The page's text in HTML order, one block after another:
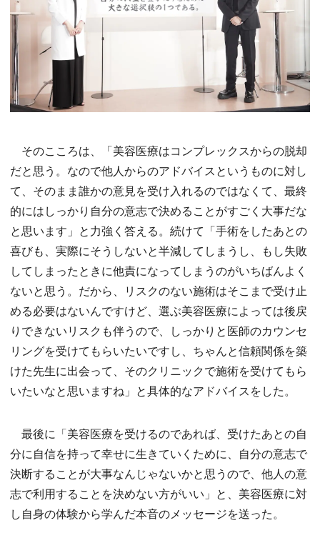
そのこころは、「美容医療はコンプレックスからの脱却
だと思う。なので他人からのアドバイスというものに対し
て、そのまま誰かの意見を受け入れるのではなくて、最終
的にはしっかり自分の意志で決めることがすごく大事だな
と思います」と力強く答える。続けて「手術をしたあとの
喜びも、実際にそうしないと半減してしまうし、もし失敗
してしまったときに他責になってしまうのがいちばんよく
ないと思う。だから、リスクのない施術はそこまで受け止
める必要はないんですけど、選ぶ美容医療によっては後戻
りできないリスクも伴うので、しっかりと医師のカウンセ
リングを受けてもらいたいですし、ちゃんと信頼関係を築
けた先生に出会って、そのクリニックで施術を受けてもら
いたいなと思いますね」と具体的なアドバイスをした。
最後に「美容医療を受けるのであれば、受けたあとの自
分に自信を持って幸せに生きていくために、自分の意志で
決断することが大事なんじゃないかと思うので、他人の意
志で利用することを決めない方がいい」と、美容医療に対
し自身の体験から学んだ本音のメッセージを送った。